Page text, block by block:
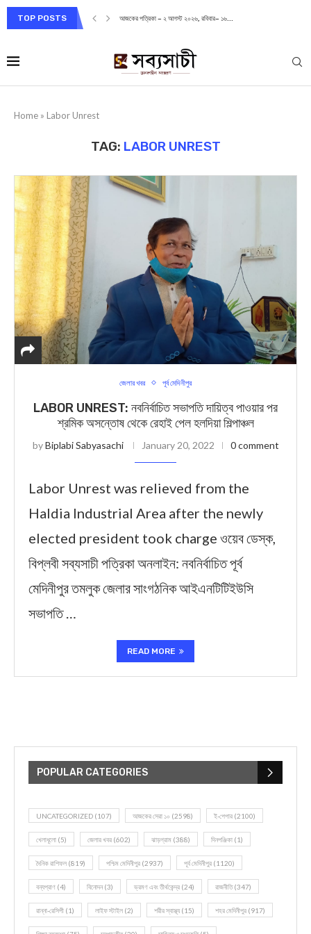
TOP POSTS আজকের পত্রিকা – ২ আগস্ট ২০২৬, রবিবার– ১৬...
Home » Labor Unrest
TAG: LABOR UNREST
জেলার খবর পূর্ব মেদিনীপুর
LABOR UNREST: নবনির্বাচিত সভাপতি দায়িত্ব পাওয়ার পর
শ্রমিক অসন্তোষ থেকে রেহাই পেল হলদিয়া শিল্পাঞ্চল
byBiplabi Sabyasachi January 20, 2022 0 comment
Labor Unrest was relieved from the
Haldia Industrial Area after the newly
elected president took charge ওয়েব ডেস্ক,
বিপ্লবী সব্যসাচী পত্রিকা অনলাইন: নবনির্বাচিত পূর্ব
মেদিনীপুর তমলুক জেলার সাংগঠনিক আইএনটিটিইউসি
সভাপতি …
READ MORE
POPULAR CATEGORIES
UNCATEGORIZED (107) আজকের সেরা ১০ (2598) ই-পেপার (2100)
খেলাধূলো (5) জেলার খবর (602) ঝাড়গ্রাম (388) দিনপঞ্জিকা (1)
দৈনিক রাশিফল (819) পশ্চিম মেদিনীপুর (2937) পূর্ব মেদিনীপুর (1120)
বন্যপ্রাণ (4) বিনোদন(3) ভ্রমণ এবং তীর্থকেন্দ্র (24) রাজনীতি(347)
রান্না-রেসিপী (1) লাইফ স্টাইল (2) শরীর স্বাস্থ্য (15) শহর মেদিনীপুর (917)